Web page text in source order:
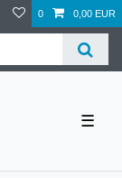
0 0,00 EUR
☰